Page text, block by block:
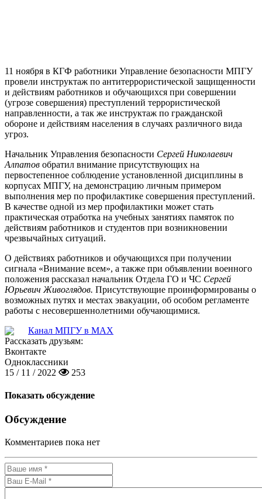
11 ноября в КГФ работники Управление безопасности МПГУ
провели инструктаж по антитеррористической защищенности
и действиям работников и обучающихся при совершении
(угрозе совершения) преступлений террористической
направленности, а так же инструктаж по гражданской
обороне и действиям населения в случаях различного вида
угроз.
Начальник Управления безопасности Сергей Николаевич
Алпатов обратил внимание присутствующих на
первостепенное соблюдение установленной дисциплины в
корпусах МПГУ, на демонстрацию личным примером
выполнения мер по профилактике совершения преступлений.
В качестве одной из мер профилактики может стать
практическая отработка на учебных занятиях памяток по
действиям работников и студентов при возникновении
чрезвычайных ситуаций.
О действиях работников и обучающихся при получении
сигнала «Внимание всем», а также при объявлении военного
положения рассказал начальник Отдела ГО и ЧС Сергей
Юрьевич Живоглядов. Присутствующие проинформированы о
возможных путях и местах эвакуации, об особом регламенте
работы с несовершеннолетними обучающимися.
Канал МПГУ в MAX
Рассказать друзьям:
Вконтакте
Одноклассники
15 / 11 / 2022
253
Показать обсуждение
Обсуждение
Комментариев пока нет